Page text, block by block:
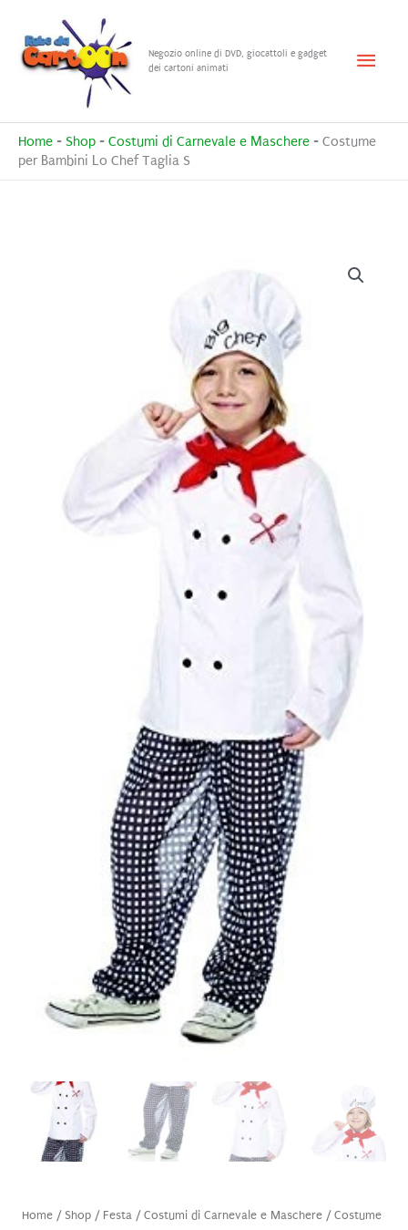
contenuto
Negozio online di DVD, giocattoli e gadget
dei cartoni animati
Menu
Home - Shop - Costumi di Carnevale e Maschere - Costume
per Bambini Lo Chef Taglia S
Home/ Shop/ Festa/Costumi di Carnevale e Maschere/ Costume